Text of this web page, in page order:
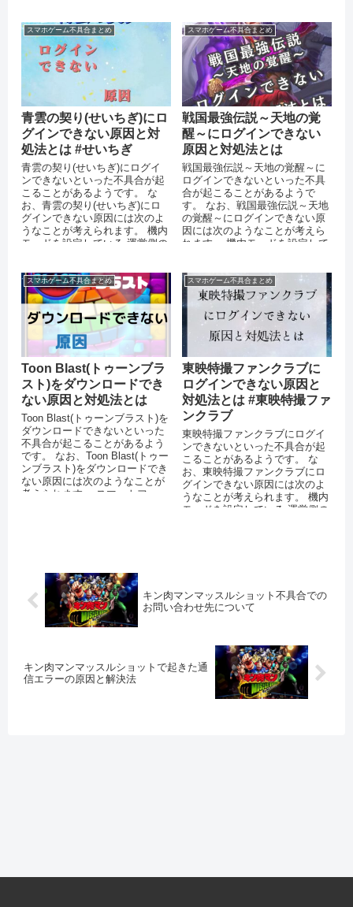
スマホゲーム不具合まとめ
青雲の契り(せいちぎ)にロ
グインできない原因と対
処法とは #せいちぎ
青雲の契り(せいちぎ)にログイ
ンできないといった不具合が起
こることがあるようです。 な
お、青雲の契り(せいちぎ)にロ
グインできない原因には次のよ
うなことが考えられます。 機内
モードを設定している 運営側の
スマホゲーム不具合まとめ
戦国最強伝説～天地の覚
醒～にログインできない
原因と対処法とは
戦国最強伝説～天地の覚醒～に
ログインできないといった不具
合が起こることがあるようで
す。 なお、戦国最強伝説～天地
の覚醒～にログインできない原
因には次のようなことが考えら
れます。 機内モードを設定して
スマホゲーム不具合まとめ
Toon Blast(トゥーンブラ
スト)をダウンロードでき
ない原因と対処法とは
Toon Blast(トゥーンブラスト)を
ダウンロードできないといった
不具合が起こることがあるよう
です。 なお、Toon Blast(トゥー
ンブラスト)をダウンロードでき
ない原因には次のようなことが
考えられます。 スマートフォ
スマホゲーム不具合まとめ
東映特撮ファンクラブに
ログインできない原因と
対処法とは #東映特撮ファ
ンクラブ
東映特撮ファンクラブにログイ
ンできないといった不具合が起
こることがあるようです。 な
お、東映特撮ファンクラブにロ
グインできない原因には次のよ
うなことが考えられます。 機内
モードを設定している 運営側の
キン肉マンマッスルショット不具合での
お問い合わせ先について
キン肉マンマッスルショットで起きた通
信エラーの原因と解決法